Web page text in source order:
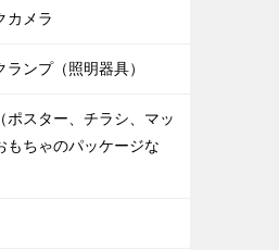
カメラ
ランプ（照明器具）
ポスター、チラシ、マッ
もちゃのパッケージな